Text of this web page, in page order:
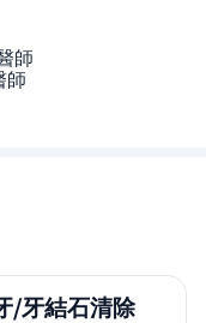
師
師
/牙結石清除